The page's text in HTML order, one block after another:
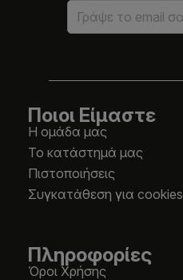
Ποιοι Είμαστε
Η ομάδα μας
Το κατάστημά μας
Πιστοποιήσεις
Συγκατάθεση για cookies
Πληροφορίες
Όροι Χρήσης